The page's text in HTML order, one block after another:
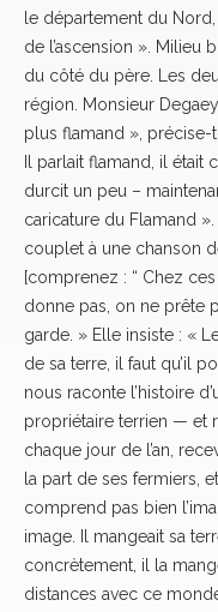
le département du
de l’ascension ». Milieu
du côté du père. Les
région. Monsieur
plus flamand »,
Il parlait flamand, il
durcit un peu –
caricature du Flamand
couplet à une chanson
[comprenez : “ Chez
donne pas, on ne prête
garde. » Elle insiste : «
de sa terre, il faut qu’il
nous raconte l’histoire
propriétaire terrien — et
chaque jour de l’an,
la part de ses fermiers,
comprend pas bien
image. Il mangeait sa
concrètement, il la
distances avec ce